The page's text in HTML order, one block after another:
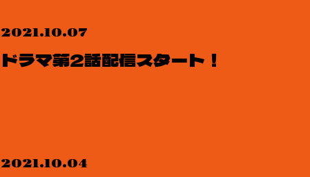
2021.10.07
ドラマ第2話配信スタート！
2021.10.04